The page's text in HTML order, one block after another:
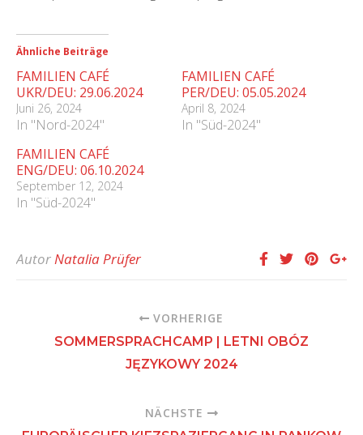
Ähnliche Beiträge
FAMILIEN CAFÉ
UKR/DEU: 29.06.2024
Juni 26, 2024
In "Nord-2024"
FAMILIEN CAFÉ
PER/DEU: 05.05.2024
April 8, 2024
In "Süd-2024"
FAMILIEN CAFÉ
ENG/DEU: 06.10.2024
September 12, 2024
In "Süd-2024"
AutorNatalia Prüfer
VORHERIGE
SOMMERSPRACHCAMP | LETNI OBÓZ
JĘZYKOWY 2024
NÄCHSTE